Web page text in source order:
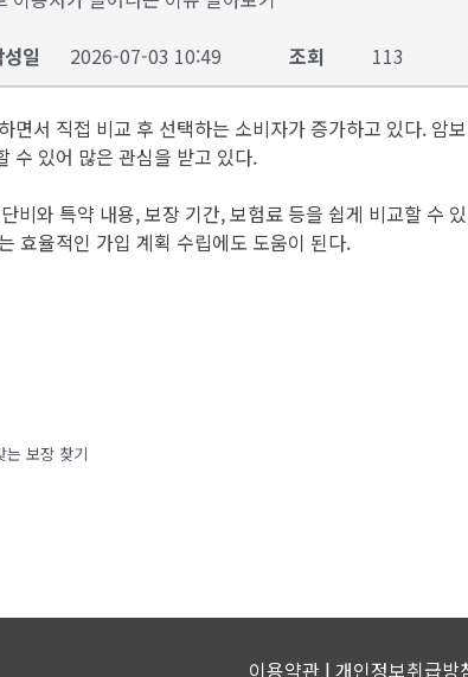
일 2026-07-03 10:49 조회 113
면서 직접 비교 후 선택하는 소비자가 증가하고 있다.
수 있어 많은 관심을 받고 있다.
비와 특약 내용, 보장 기간, 보험료 등을 쉽게 비교할 수
효율적인 가입 계획 수립에도 도움이 된다.
는 보장 찾기
이용약관 | 개인정보취급